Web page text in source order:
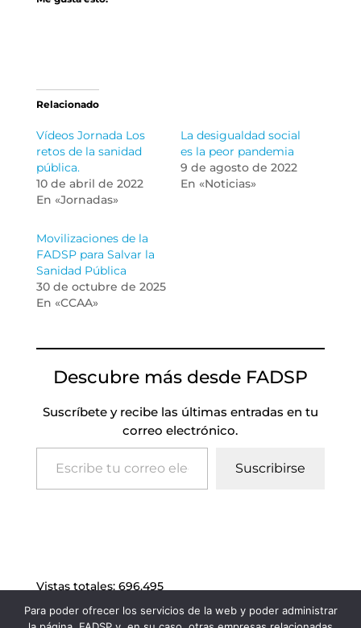
Relacionado
Vídeos Jornada Los
retos de la sanidad
pública.
10 de abril de 2022
En «Jornadas»
La desigualdad social
es la peor pandemia
9 de agosto de 2022
En «Noticias»
Movilizaciones de la
FADSP para Salvar la
Sanidad Pública
30 de octubre de 2025
En «CCAA»
Descubre más desde FADSP
Suscríbete y recibe las últimas entradas en tu
correo electrónico.
Escribe tu correo electrónico…
Suscribirse
Vistas totales: 696.495
Para poder ofrecer los servicios de la web y poder administrar